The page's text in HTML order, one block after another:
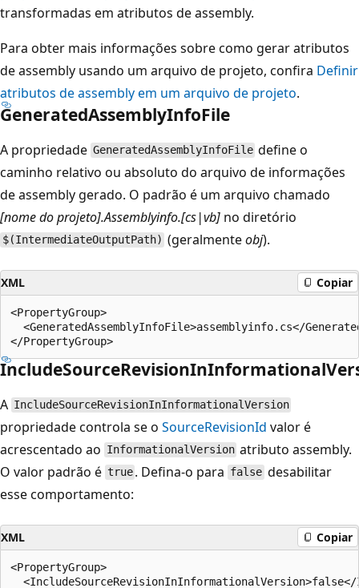
transformadas em atributos de assembly.
Para obter mais informações sobre como gerar atributos
de assembly usando um arquivo de projeto, confira Definir
atributos de assembly em um arquivo de projeto.
GeneratedAssemblyInfoFile
A propriedade GeneratedAssemblyInfoFile define o
caminho relativo ou absoluto do arquivo de informações
de assembly gerado. O padrão é um arquivo chamado
[nome do projeto].Assemblyinfo.[cs|vb] no diretório
$(IntermediateOutputPath) (geralmenteobj).
XML Copiar
<PropertyGroup>
<GeneratedAssemblyInfoFile>assemblyinfo.cs</
A IncludeSourceRevisionInInformationalVersion
propriedade controla se o SourceRevisionId valor é
acrescentado ao InformationalVersion atributo assembly.
O valor padrão é true . Defina-o para falsedesabilitar
esse comportamento:
XML Copiar
<PropertyGroup>